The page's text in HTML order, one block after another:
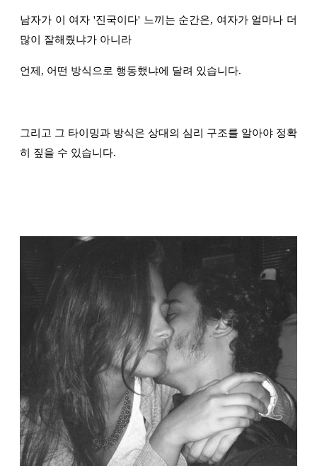
남자가 이 여자 '진국이다' 느끼는 순간은, 여자가 얼마나 더
많이 잘해줬냐가 아니라
언제, 어떤 방식으로 행동했냐에 달려 있습니다.
그리고 그 타이밍과 방식은 상대의 심리 구조를 알아야 정확
히 짚을 수 있습니다.